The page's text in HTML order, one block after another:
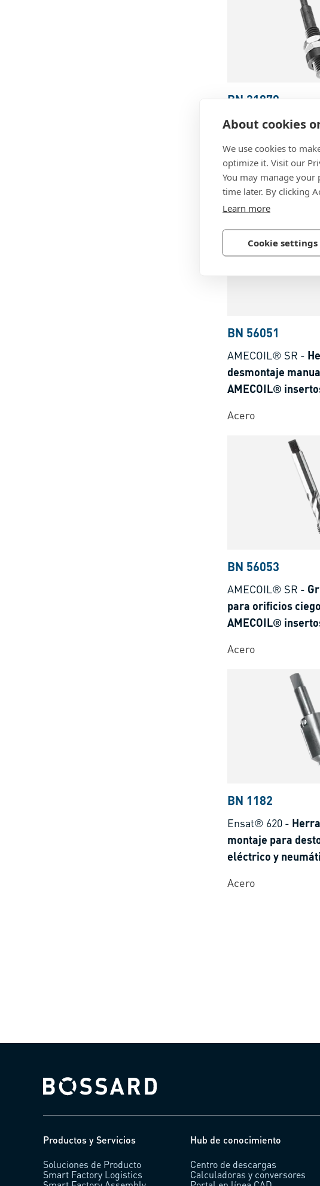
About cookies
We use cookies to
optimize it. Visit our
You may manage your
time later. By clicking
Learn more
Cookie settings
BN 31870
SL-Herramienta
neumático para
insertos roscados
pasador
Acero
BN 56051
AMECOIL® SR -
desmontaje
AMECOIL®
Acero
BN 56053
AMECOIL® SR -
para orificios
AMECOIL®
Acero
BN 1182
Ensat® 620 -
montaje para
eléctrico y
Acero
Bossard homepage
Productos y Servicios
Soluciones de Producto
Smart Factory Logistics
Hub de conocimiento
Centro de descargas
Calculadoras y conversores